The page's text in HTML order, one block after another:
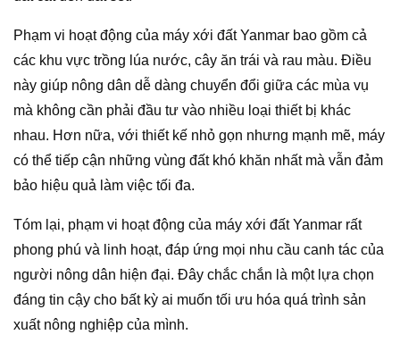
Phạm vi hoạt động của máy xới đất Yanmar bao gồm cả
các khu vực trồng lúa nước, cây ăn trái và rau màu. Điều
này giúp nông dân dễ dàng chuyển đổi giữa các mùa vụ
mà không cần phải đầu tư vào nhiều loại thiết bị khác
nhau. Hơn nữa, với thiết kế nhỏ gọn nhưng mạnh mẽ, máy
có thể tiếp cận những vùng đất khó khăn nhất mà vẫn đảm
bảo hiệu quả làm việc tối đa.
Tóm lại, phạm vi hoạt động của máy xới đất Yanmar rất
phong phú và linh hoạt, đáp ứng mọi nhu cầu canh tác của
người nông dân hiện đại. Đây chắc chắn là một lựa chọn
đáng tin cậy cho bất kỳ ai muốn tối ưu hóa quá trình sản
xuất nông nghiệp của mình.